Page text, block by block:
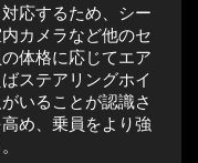
応するため、シー
カメラなど他のセ
体格に応じてエア
ステアリングホイ
いることが認識さ
め、乗員をより強